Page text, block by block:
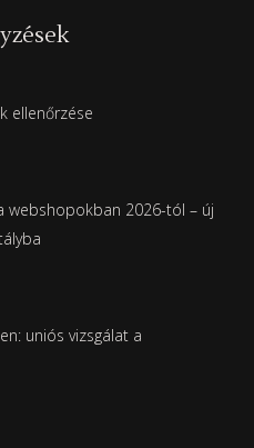
ellenőrzése
webshopokban 2026-tól – új
uniós vizsgálat a